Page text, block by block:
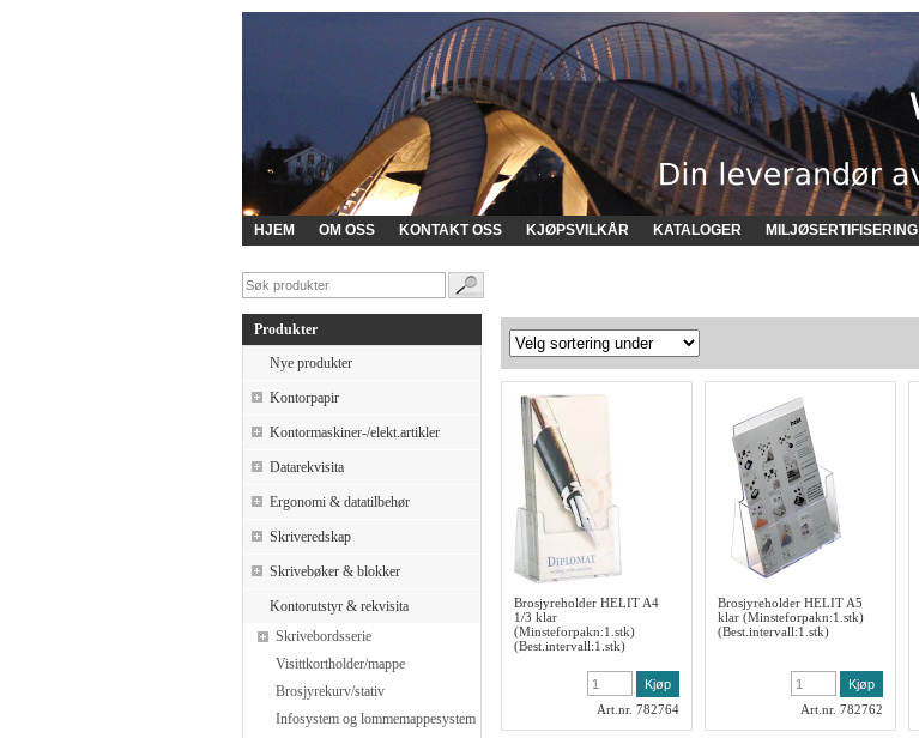
HJEM OM OSS KONTAKT OSS KJØPSVILKÅR KATALOGER MILJØSERTIFISERING
Produkter
Nye produkter
Kontorpapir
Kontormaskiner-/elekt.artikler
Datarekvisita
Ergonomi & datatilbehør
Skriveredskap
Skrivebøker & blokker
Kontorutstyr & rekvisita
Skrivebordsserie
Visittkortholder/mappe
Brosjyrekurv/stativ
Infosystem og lommemappesystem
Brosjyreholder HELIT A4
1/3 klar
(Minsteforpakn:1.stk)
(Best.intervall:1.stk)
Art.nr. 782764
Brosjyreholder HELIT A5
klar (Minsteforpakn:1.stk)
(Best.intervall:1.stk)
Art.nr. 782762